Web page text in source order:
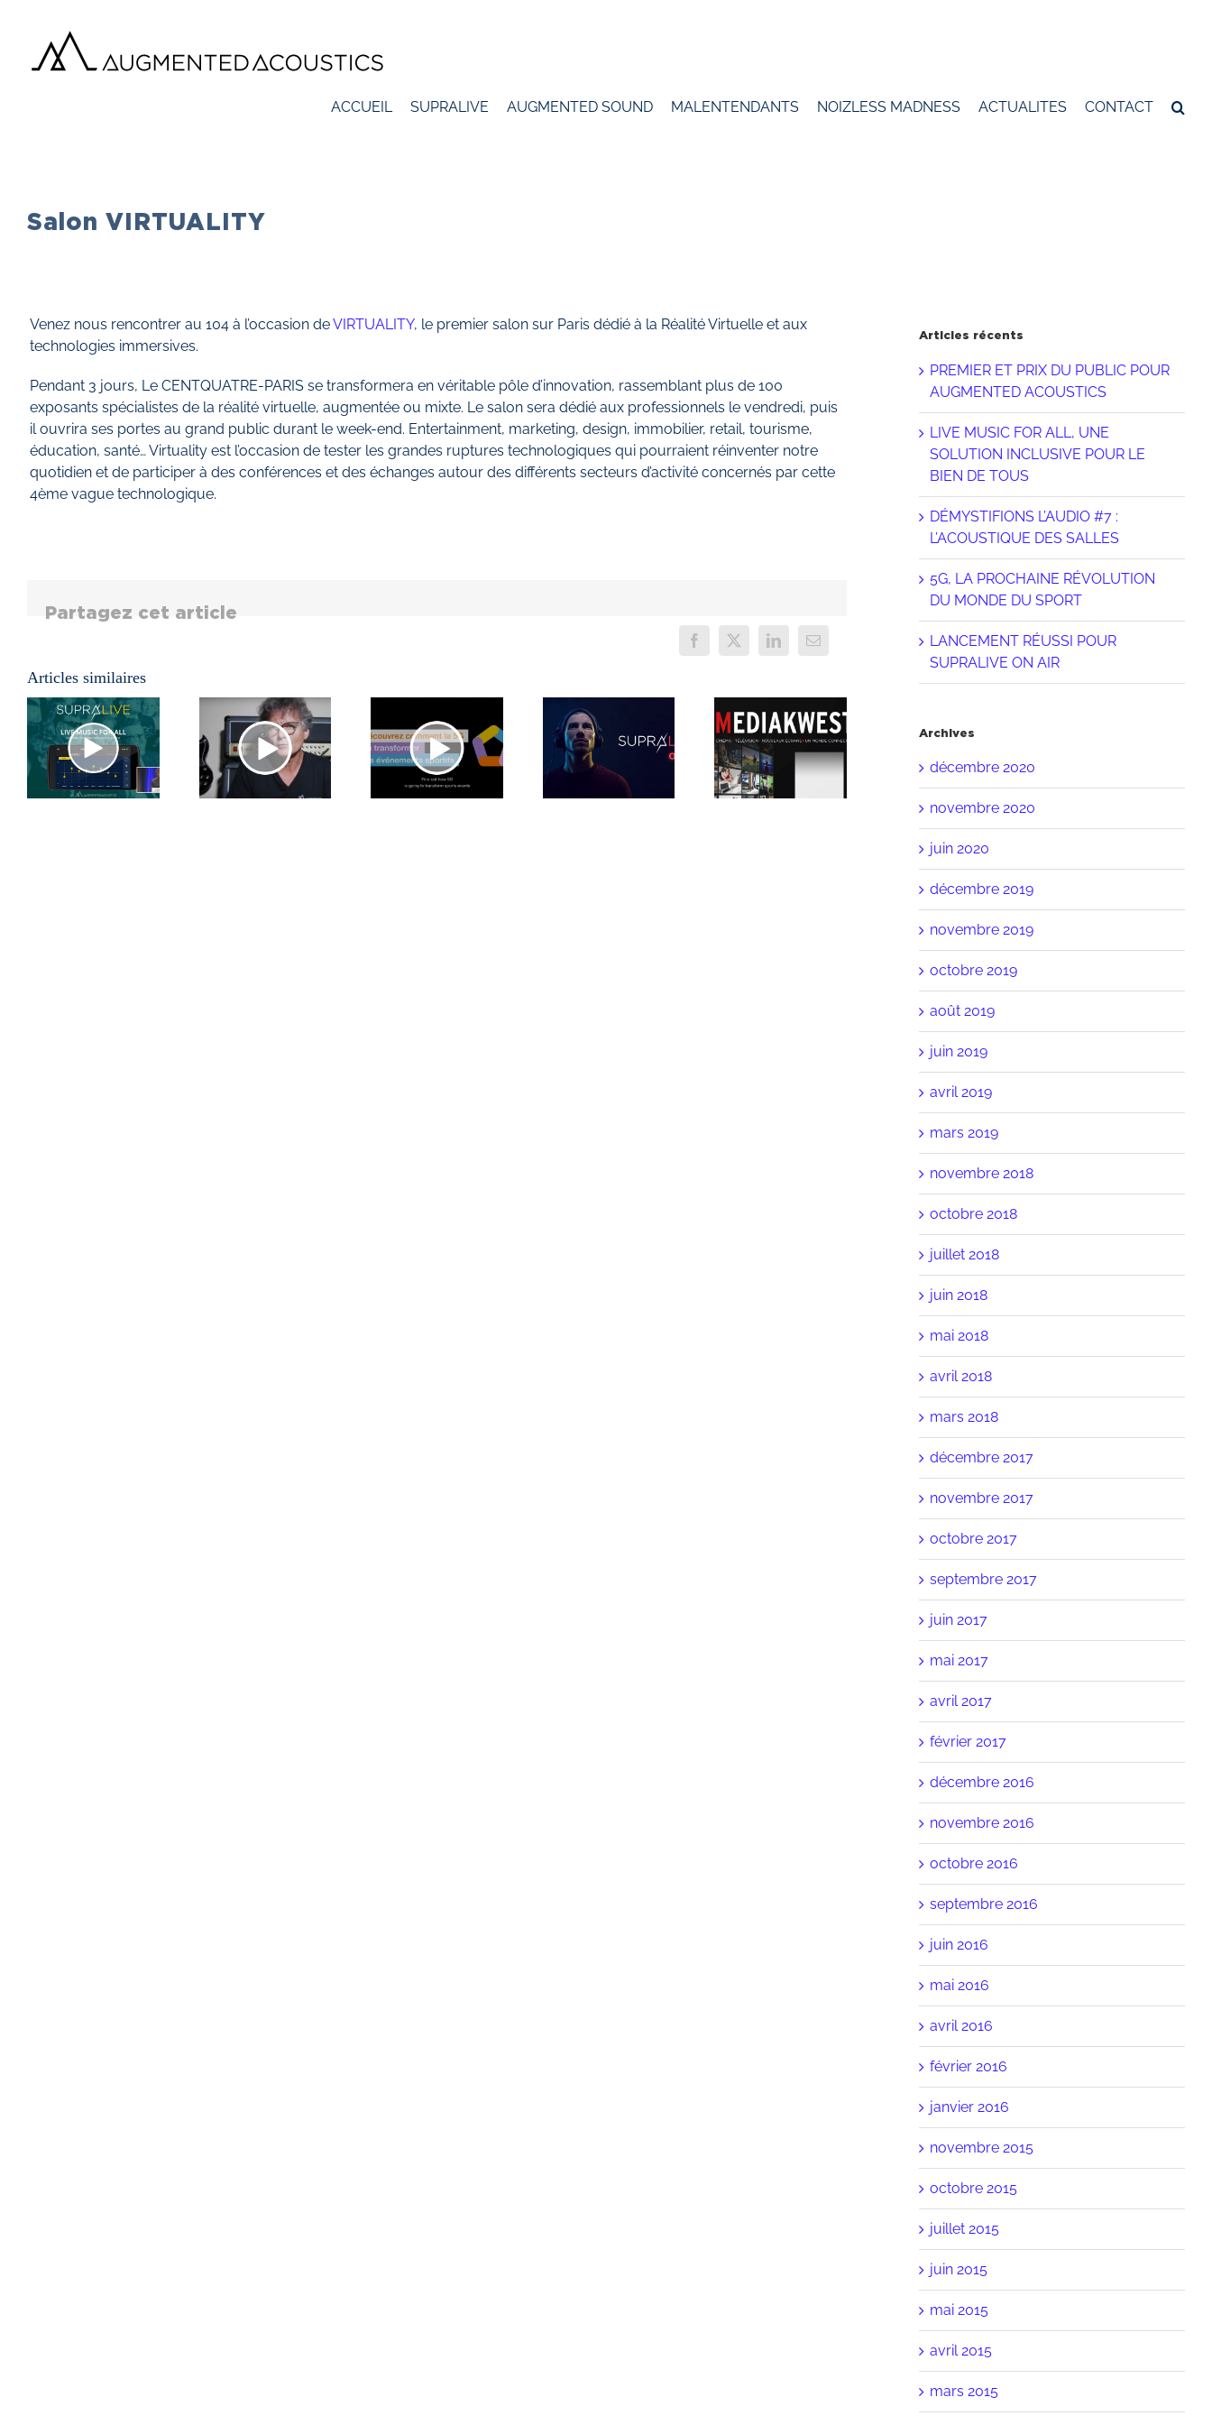
contenu
ACCUEIL SUPRALIVE AUGMENTED SOUND MALENTENDANTS NOIZLESS MADNESS ACTUALITES CONTACT
Salon VIRTUALITY
Venez nous rencontrer au 104 à l’occasion deVIRTUALITY, le premier salon sur Paris dédié à la Réalité Virtuelle et aux
technologies immersives.
Pendant 3 jours, Le CENTQUATRE-PARIS se transformera en véritable pôle d’innovation, rassemblant plus de 100
exposants spécialistes de la réalité virtuelle, augmentée ou mixte. Le salon sera dédié aux professionnels le vendredi, puis
il ouvrira ses portes au grand public durant le week-end. Entertainment, marketing, design, immobilier, retail, tourisme,
éducation, santé… Virtuality est l’occasion de tester les grandes ruptures technologiques qui pourraient réinventer notre
quotidien et de participer à des conférences et des échanges autour des différents secteurs d’activité concernés par cette
4ème vague technologique.
Partagez cet article
Facebook
X LinkedInEmail
Articles similaires
DÉMYSTIFIONS
L’AUDIO
#7 :
L’ACOUSTIQUE
5G, LA
PROCHAINE
RÉVOLUTION
DU
RÉUSSI
POUR
SUPRALIVE
MEDIAKWEST
SPORT
PREND LA
FOR ALL,
UNE
SOLUTION
INCLUSIVE
L’AUDIO
DES
SALLES
DU SPORT
Articles récents
PREMIER ET PRIX DU PUBLIC POUR
AUGMENTED ACOUSTICS
LIVE MUSIC FOR ALL, UNE
SOLUTION INCLUSIVE POUR LE
BIEN DE TOUS
DÉMYSTIFIONS L’AUDIO #7 :
L’ACOUSTIQUE DES SALLES
5G, LA PROCHAINE RÉVOLUTION
DU MONDE DU SPORT
LANCEMENT RÉUSSI POUR
SUPRALIVE ON AIR
Archives
décembre 2020
novembre 2020
juin 2020
décembre 2019
novembre 2019
octobre 2019
août 2019
juin 2019
avril 2019
mars 2019
novembre 2018
octobre 2018
juillet 2018
juin 2018
mai 2018
avril 2018
mars 2018
décembre 2017
novembre 2017
octobre 2017
septembre 2017
juin 2017
mai 2017
avril 2017
février 2017
décembre 2016
novembre 2016
octobre 2016
septembre 2016
juin 2016
mai 2016
avril 2016
février 2016
janvier 2016
novembre 2015
octobre 2015
juillet 2015
juin 2015
mai 2015
avril 2015
mars 2015